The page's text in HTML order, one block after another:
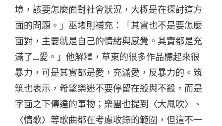
境，該要怎麼面對社會狀況，大概是在探討這方
面的問題。」巫堵則補充：「其實也不是要怎麼
面對，主要就是自己的情緒與感覺。其實都是充
滿了…愛。」他解釋，草東的很多作品聽起來很
暴力，可是其實都是愛，充滿愛，反暴力的。筑
筑也表示，希望樂迷不要停留在殺與不殺，而是
字面之下傳達的事物；樂團也提到〈大風吹〉、
〈情歌〉等歌曲都在考慮收錄的範圍，但這不一